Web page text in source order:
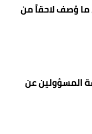
تلك العملية، في ما وُصف لاحقاً من
المسؤولين عن